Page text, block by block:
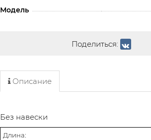
Модель
Поделиться:
Описание
Без навески
Длина: